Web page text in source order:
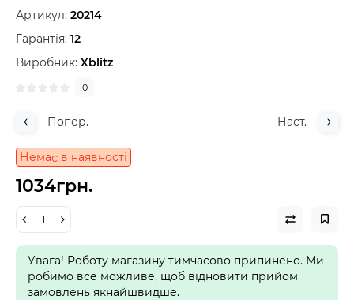
Артикул: 20214
Гарантія: 12
Виробник: Xblitz
0
Попер. Наст.
Немає в наявності
1034грн.
Увага! Роботу магазину тимчасово припинено. Ми
робимо все можливе, щоб відновити прийом
замовлень якнайшвидше.